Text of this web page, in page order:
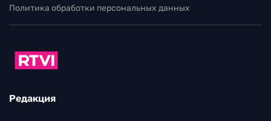
Политика обработки персональных данных
Редакция